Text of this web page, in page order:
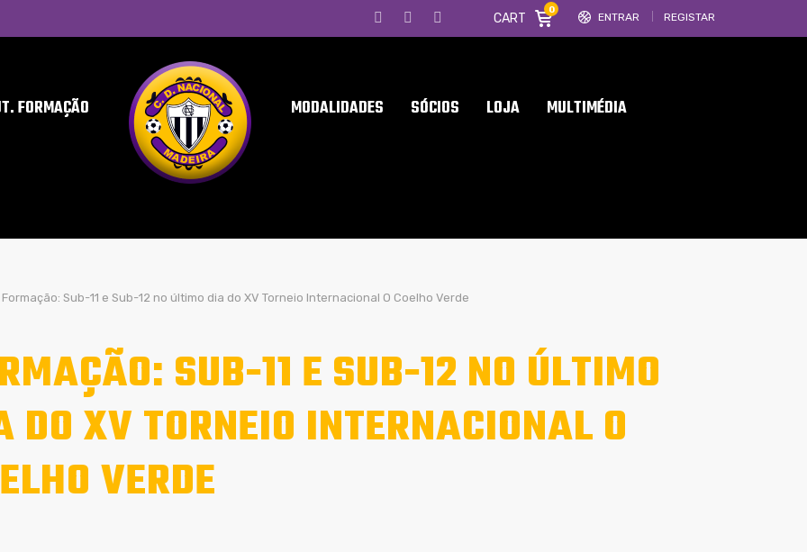
ENTRAR REGISTAR
CART
0
FORMAÇÃO MODALIDADES SÓCIOS LOJA MULTIMÉDIA
Formação: Sub-11 e Sub-12 no último dia do XV Torneio Internacional O Coelho Verde
SUB-11 E SUB-12 NO ÚLTIMO
DO XV TORNEIO INTERNACIONAL O
VERDE